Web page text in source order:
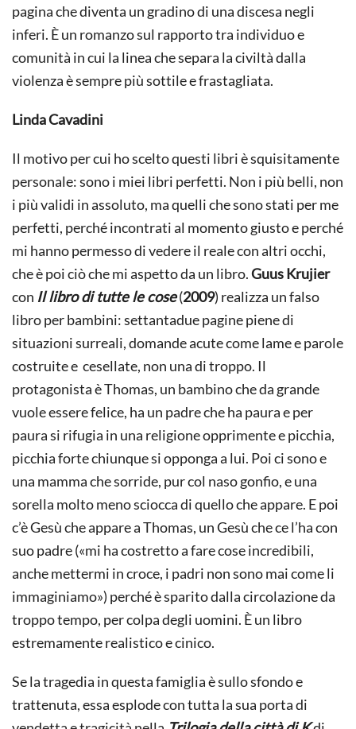
pagina che diventa un gradino di una discesa negli
inferi. È un romanzo sul rapporto tra individuo e
comunità in cui la linea che separa la civiltà dalla
violenza è sempre più sottile e frastagliata.
Linda Cavadini
Il motivo per cui ho scelto questi libri è squisitamente
personale: sono i miei libri perfetti. Non i più belli, non
i più validi in assoluto, ma quelli che sono stati per me
perfetti, perché incontrati al momento giusto e perché
mi hanno permesso di vedere il reale con altri occhi,
che è poi ciò che mi aspetto da un libro.Guus Krujier
con Il libro di tutte le cose(2009) realizza un falso
libro per bambini: settantadue pagine piene di
situazioni surreali, domande acute come lame e parole
costruite e cesellate, non una di troppo. Il
protagonista è Thomas, un bambino che da grande
vuole essere felice, ha un padre che ha paura e per
paura si rifugia in una religione opprimente e picchia,
picchia forte chiunque si opponga a lui. Poi ci sono e
una mamma che sorride, pur col naso gonfio, e una
sorella molto meno sciocca di quello che appare. E poi
c’è Gesù che appare a Thomas, un Gesù che ce l’ha con
suo padre («mi ha costretto a fare cose incredibili,
anche mettermi in croce, i padri non sono mai come li
immaginiamo») perché è sparito dalla circolazione da
troppo tempo, per colpa degli uomini. È un libro
estremamente realistico e cinico.
Se la tragedia in questa famiglia è sullo sfondo e
trattenuta, essa esplode con tutta la sua porta di